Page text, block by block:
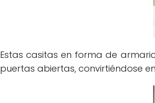
Estas casitas en forma de
puertas abiertas, convirtiéndose